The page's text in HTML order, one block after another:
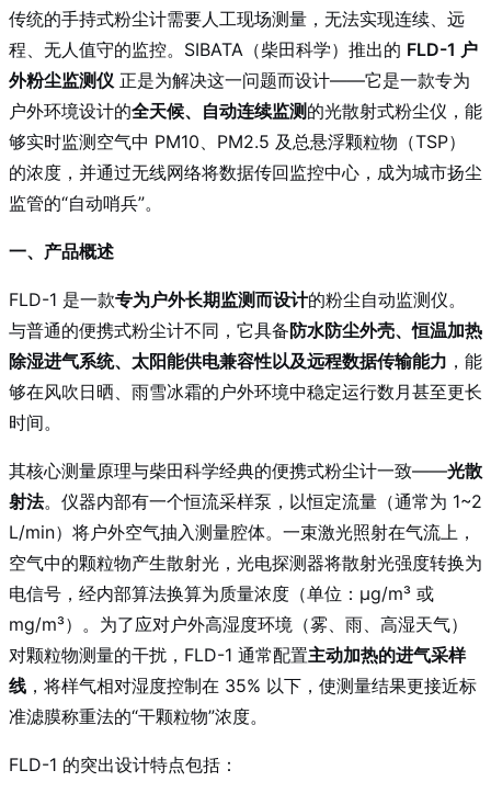
传统的手持式粉尘计需要人工现场测量，无法实现连续、远
程、无人值守的监控。SIBATA（柴田科学）推出的 FLD-1 户
外粉尘监测仪 正是为解决这一问题而设计——它是一款专为
户外环境设计的全天候、自动连续监测的光散射式粉尘仪，能
够实时监测空气中 PM10、PM2.5 及总悬浮颗粒物（TSP）
的浓度，并通过无线网络将数据传回监控中心，成为城市扬尘
监管的“自动哨兵”。
一、产品概述
FLD-1 是一款专为户外长期监测而设计的粉尘自动监测仪。
与普通的便携式粉尘计不同，它具备防水防尘外壳、恒温加热
除湿进气系统、太阳能供电兼容性以及远程数据传输能力 ，能
够在风吹日晒、雨雪冰霜的户外环境中稳定运行数月甚至更长
时间。
其核心测量原理与柴田科学经典的便携式粉尘计一致——光散
射法。仪器内部有一个恒流采样泵，以恒定流量（通常为 1~2
L/min）将户外空气抽入测量腔体。一束激光照射在气流上，
空气中的颗粒物产生散射光，光电探测器将散射光强度转换为
电信号，经内部算法换算为质量浓度（单位：μg/m³ 或
mg/m³）。为了应对户外高湿度环境（雾、雨、高湿天气）
对颗粒物测量的干扰，FLD-1 通常配置主动加热的进气采样
线 ，将样气相对湿度控制在 35% 以下，使测量结果更接近标
准滤膜称重法的“干颗粒物”浓度。
FLD-1 的突出设计特点包括：